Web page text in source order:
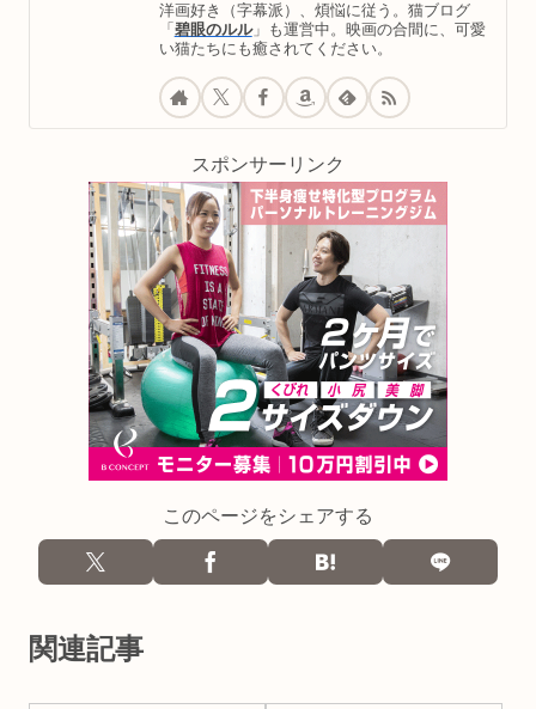
洋画好き（字幕派）、煩悩に従う。猫ブログ
「 碧眼のルル」も運営中。映画の合間に、可愛
い猫たちにも癒されてください。
スポンサーリンク
このページをシェアする
関連記事